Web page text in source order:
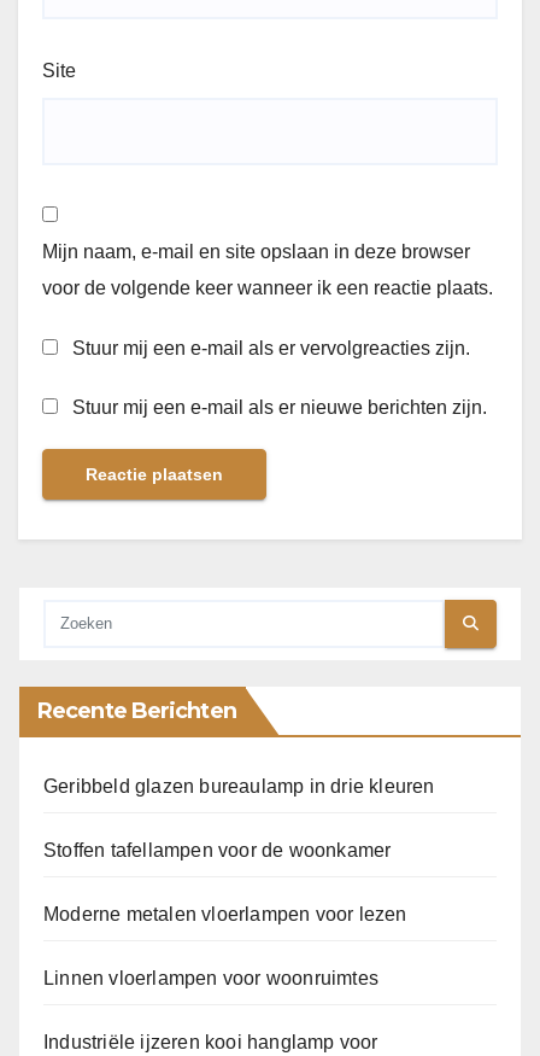
Site
Mijn naam, e-mail en site opslaan in deze browser
voor de volgende keer wanneer ik een reactie plaats.
Stuur mij een e-mail als er vervolgreacties zijn.
Stuur mij een e-mail als er nieuwe berichten zijn.
Recente Berichten
Geribbeld glazen bureaulamp in drie kleuren
Stoffen tafellampen voor de woonkamer
Moderne metalen vloerlampen voor lezen
Linnen vloerlampen voor woonruimtes
Industriële ijzeren kooi hanglamp voor